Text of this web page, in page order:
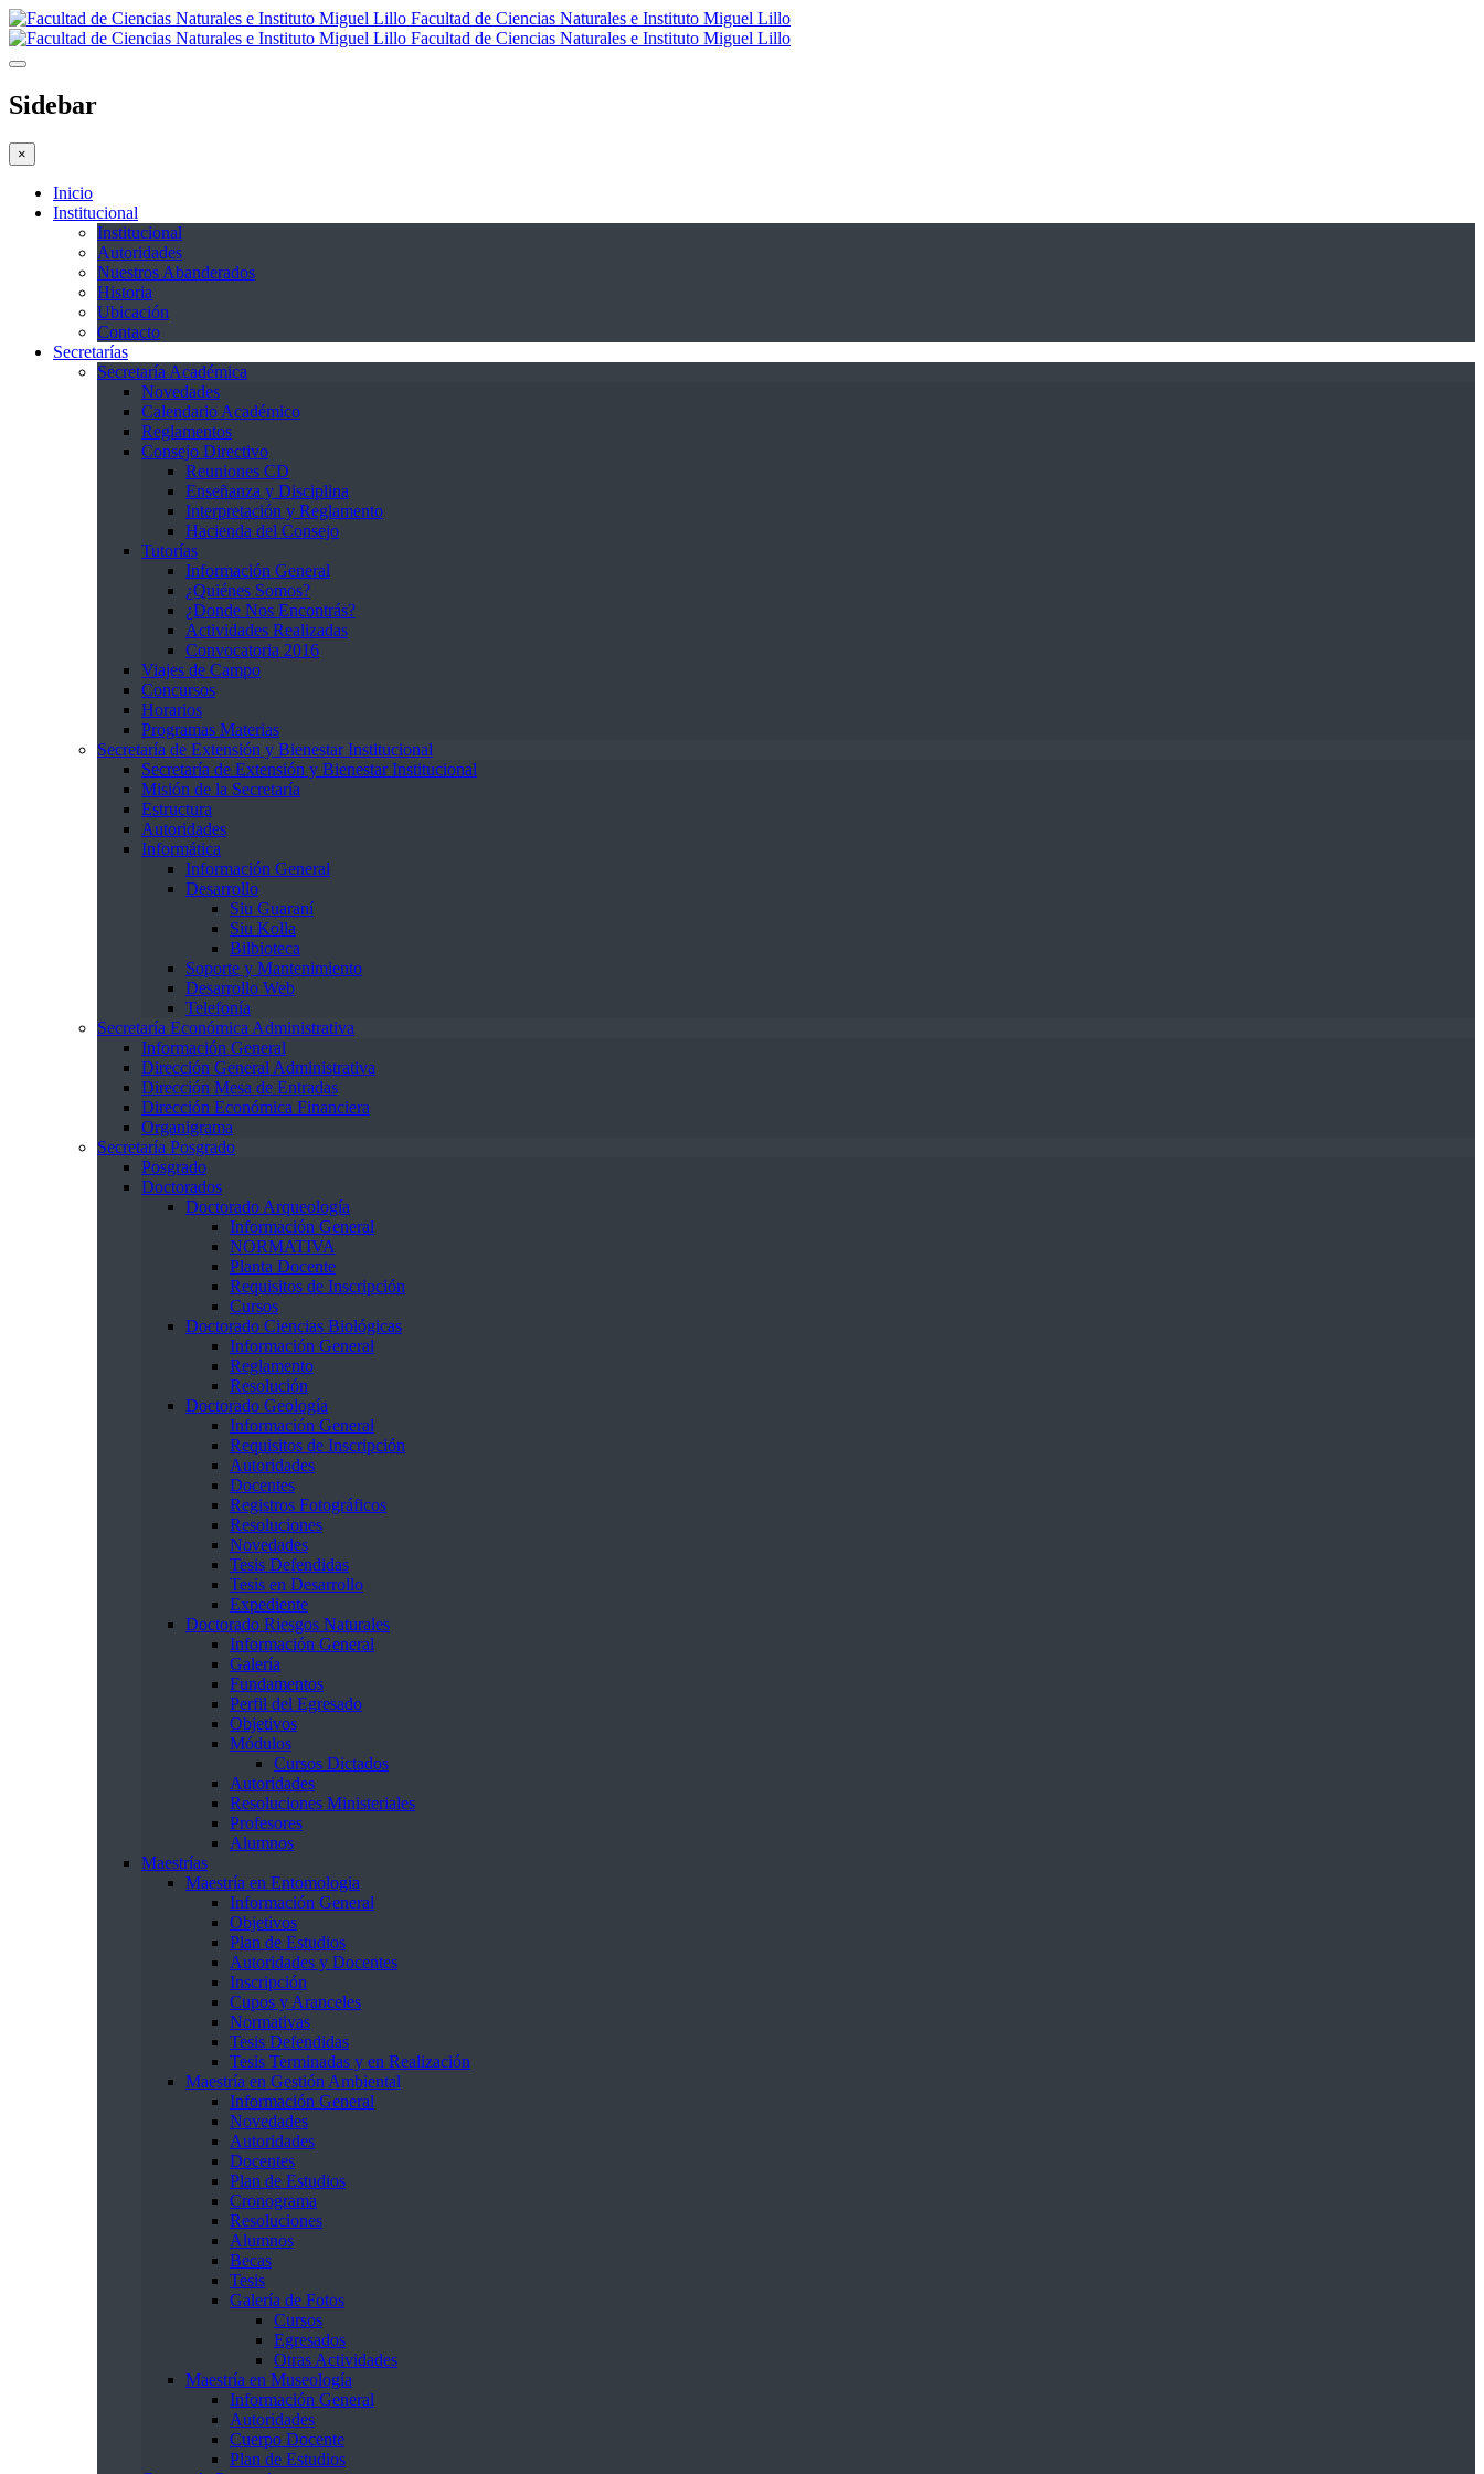
Facultad de Ciencias Naturales e Instituto Miguel Lillo
Facultad de Ciencias Naturales e Instituto Miguel Lillo
Sidebar
×
Inicio
Institucional
Institucional
Autoridades
Nuestros Abanderados
Historia
Ubicación
Contacto
Secretarías
Secretaría Académica
Novedades
Calendario Académico
Reglamentos
Consejo Directivo
Reuniones CD
Enseñanza y Disciplina
Interpretación y Reglamento
Hacienda del Consejo
Tutorías
Información General
¿Quiénes Somos?
¿Donde Nos Encontrás?
Actividades Realizadas
Convocatoria 2016
Viajes de Campo
Concursos
Horarios
Programas Materias
Secretaría de Extensión y Bienestar Institucional
Secretaría de Extensión y Bienestar Institucional
Misión de la Secretaría
Estructura
Autoridades
Informática
Información General
Desarrollo
Siu Guaraní
Siu Kolla
Bilbioteca
Soporte y Mantenimiento
Desarrollo Web
Telefonía
Secretaría Económica Administrativa
Información General
Dirección General Administrativa
Dirección Mesa de Entradas
Dirección Económica Financiera
Organigrama
Secretaría Posgrado
Posgrado
Doctorados
Doctorado Arqueología
Información General
NORMATIVA
Planta Docente
Requisitos de Inscripción
Cursos
Doctorado Ciencias Biológicas
Información General
Reglamento
Resolución
Doctorado Geología
Información General
Requisitos de Inscripción
Autoridades
Docentes
Registros Fotográficos
Resoluciones
Novedades
Tesis Defendidas
Tesis en Desarrollo
Expediente
Doctorado Riesgos Naturales
Información General
Galería
Fundamentos
Perfil del Egresado
Objetivos
Módulos
Cursos Dictados
Autoridades
Resoluciones Ministeriales
Profesores
Alumnos
Maestrías
Maestría en Entomologia
Información General
Objetivos
Plan de Estudios
Autoridades y Docentes
Inscripción
Cupos y Aranceles
Normativas
Tesis Defendidas
Tesis Terminadas y en Realización
Maestría en Gestión Ambiental
Información General
Novedades
Autoridades
Docentes
Plan de Estudios
Cronograma
Resoluciones
Alumnos
Becas
Tesis
Galería de Fotos
Cursos
Egresados
Otras Actividades
Maestría en Museología
Información General
Autoridades
Cuerpo Docente
Plan de Estudios